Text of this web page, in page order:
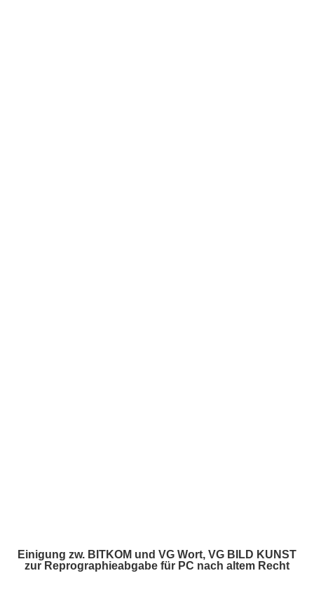
Einigung zw. BITKOM und VG Wort, VG BILD KUNST
zur Reprographieabgabe für PC nach altem Recht